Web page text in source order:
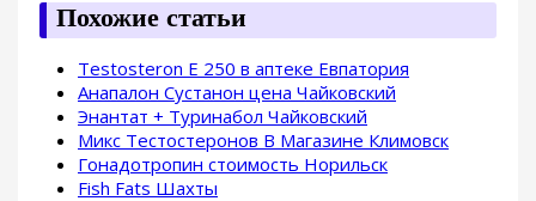
Похожие статьи
Testosteron E 250 в аптеке Евпатория
Анапалон Сустанон цена Чайковский
Энантат + Туринабол Чайковский
Микс Тестостеронов В Магазине Климовск
Гонадотропин стоимость Норильск
Fish Fats Шахты